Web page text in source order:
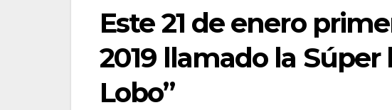
Este 21 de enero
2019 llamado la Súper
Lobo”